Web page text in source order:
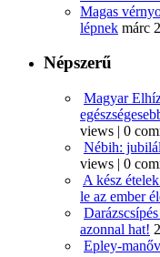
Magas
lépnek márc
Népszerű
Magyar
views | 0
Nébih:
views | 0
A kész
le az ember
azonnal hat!
Epley-